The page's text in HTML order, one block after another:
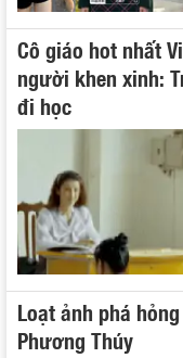
Cô giáo hot nhất
người khen xinh:
đi học
Loạt ảnh phá
Phương Thúy